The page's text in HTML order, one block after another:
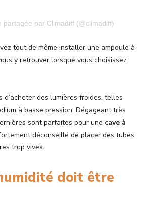
partagée par Climadiff (@climadiff)
tout de même installer une ampoule à
y retrouver lorsque vous choisissez
d’acheter des lumières froides, telles
à basse pression. Dégageant très
sont parfaites pour une cave à
déconseillé de placer des tubes
trop vives.
doit être